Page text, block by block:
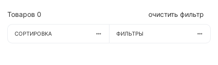
Товаров 0 очистить фильтр
СОРТИРОВКА ФИЛЬТРЫ